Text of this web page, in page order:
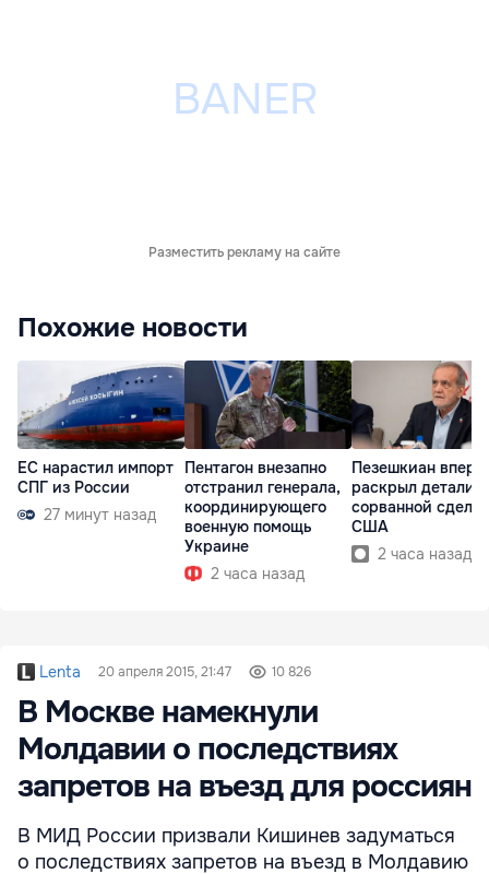
Разместить рекламу на сайте
Похожие новости
ЕС нарастил импорт
СПГ из России
27 минут назад
Пентагон внезапно
отстранил генерала,
координирующего
военную помощь
Украине
2 часа назад
Пезешкиан
раскрыл детали
сорванной
США
2 часа назад
Lenta 20 апреля 2015, 21:47 10 826
В Москве намекнули
Молдавии о последствиях
запретов на въезд для россиян
В МИД России призвали Кишинев задуматься
о последствиях запретов на въезд в Молдавию